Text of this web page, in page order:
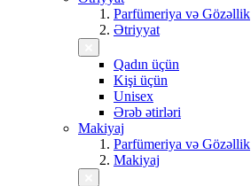
Parfümeriya və Gözəllik
Ətriyyat
Qadın üçün
Kişi üçün
Unisex
Ərəb ətirləri
Makiyaj
Parfümeriya və Gözəllik
Makiyaj